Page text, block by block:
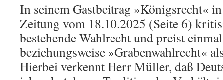
In seinem Gastbeitrag »Königsrecht«
Zeitung vom 18.10.2025 (Seite 6)
bestehende Wahlrecht und preist
beziehungsweise »Grabenwahlrecht«
Hierbei verkennt Herr Müller, daß